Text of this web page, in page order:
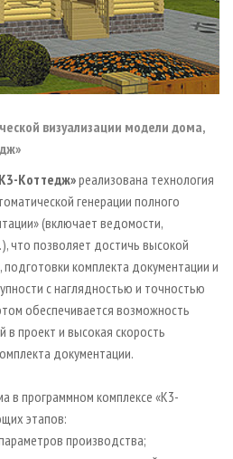
визуализации модели дома,
Коттедж»реализована технология
генерации полного
(включает ведомости,
что позволяет достичь высокой
комплекта документации и
с наглядностью и точностью
обеспечивается возможность
в проект и высокая скорость
документации.
в программном комплексе «К3-
этапов:
производства;